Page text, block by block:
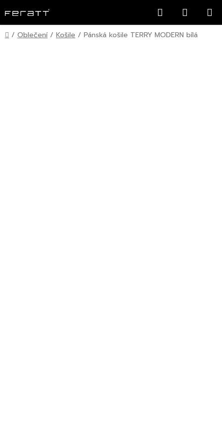
na
obsah
Hledat
KOŠÍK
Domů
/ Oblečení / Košile / Pánská košile TERRY MODERN bílá